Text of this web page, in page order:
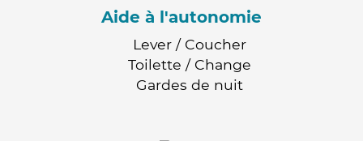
Aide à l'autonomie
Lever / Coucher
Toilette / Change
Gardes de nuit